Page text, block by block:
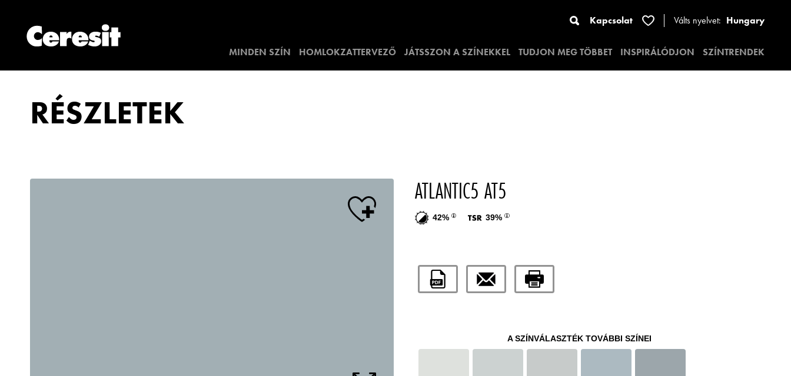
Kapcsolat Válts nyelvet: Hungary
MINDEN SZÍN HOMLOKZATTERVEZŐ JÁTSSZON A SZÍNEKKEL TUDJON MEG TÖBBET INSPIRÁLÓDJON SZÍNTRENDEK
RÉSZLETEK
ATLANTIC5 AT5
42% 39%
A SZÍNVÁLASZTÉK TOVÁBBI SZÍNEI